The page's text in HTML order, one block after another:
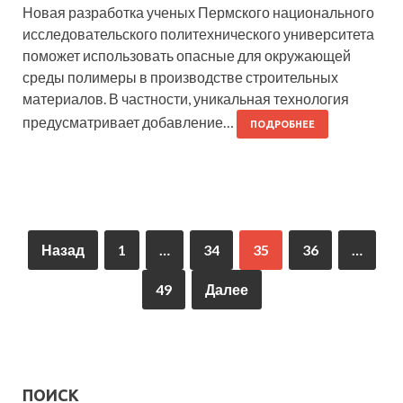
Новая разработка ученых Пермского национального
исследовательского политехнического университета
поможет использовать опасные для окружающей
среды полимеры в производстве строительных
материалов. В частности, уникальная технология
предусматривает добавление…
ПОДРОБНЕЕ
Назад 1 34 35 36
49 Далее
ПОИСК